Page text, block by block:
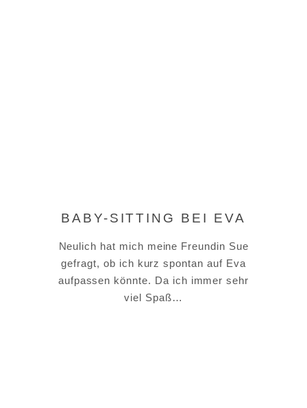
BABY-SITTING BEI EVA
Neulich hat mich meine Freundin Sue
gefragt, ob ich kurz spontan auf Eva
aufpassen könnte. Da ich immer sehr
viel Spaß…